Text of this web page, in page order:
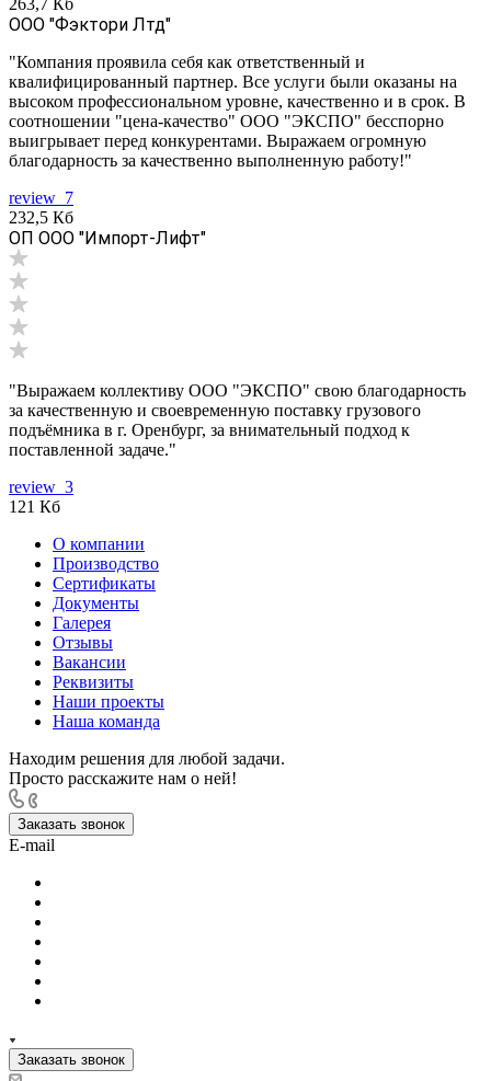
ООО "Фэктори Лтд"
"Компания проявила себя как ответственный и
квалифицированный партнер. Все услуги были оказаны на
высоком профессиональном уровне, качественно и в срок. В
соотношении "цена-качество" ООО "ЭКСПО" бесспорно
выигрывает перед конкурентами. Выражаем огромную
благодарность за качественно выполненную работу!"
review_7
232,5 Кб
ОП ООО "Импорт-Лифт"
"Выражаем коллективу ООО "ЭКСПО" свою благодарность
за качественную и своевременную поставку грузового
подъёмника в г. Оренбург, за внимательный подход к
поставленной задаче."
review_3
121 Кб
О компании
Производство
Сертификаты
Документы
Галерея
Отзывы
Вакансии
Реквизиты
Наши проекты
Наша команда
Находим решения для любой задачи.
Просто расскажите нам о ней!
Заказать звонок
E-mail
Заказать звонок